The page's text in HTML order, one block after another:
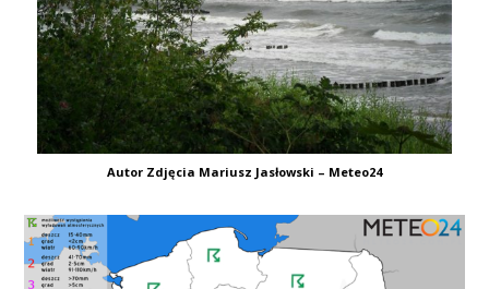
Autor Zdjęcia Mariusz Jasłowski – Meteo24